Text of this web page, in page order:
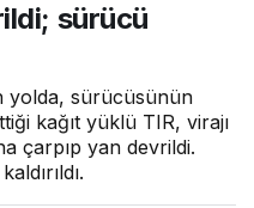
sürücü
yolda, sürücüsünün
kağıt yüklü TIR, virajı
çarpıp yan devrildi.